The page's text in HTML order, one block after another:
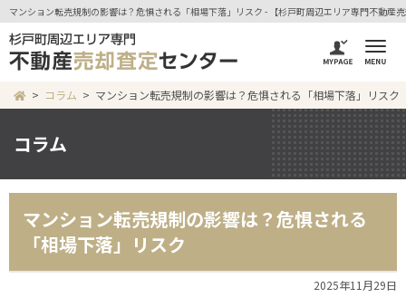
マンション転売規制の影響は？危惧される「相場下落」リスク - 【杉戸町周辺エリア専門不動産
コラム マンション転売規制の影響は？危惧される「相場下落」リスク
コラム
マンション転売規制の影響は？危惧される
「相場下落」リスク
2025年11月29日